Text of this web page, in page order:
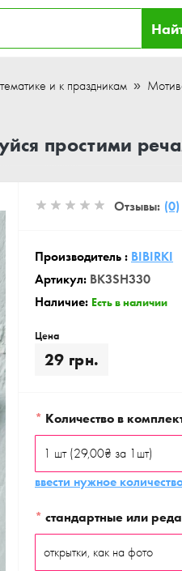
и к праздникам
простими
Отзывы: (0)
Производитель : BIBIRKI
Артикул: BK3SH330
Наличие: Есть в наличии
Цена
29 грн.
* Количество в
ввести нужное
* стандартные или